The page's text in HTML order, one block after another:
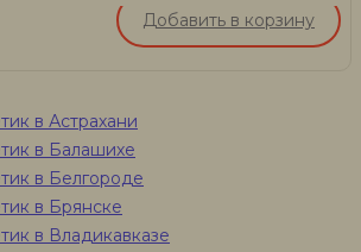
Добавить в корзину
в Астрахани
в Балашихе
в Белгороде
в Брянске
в Владикавказе